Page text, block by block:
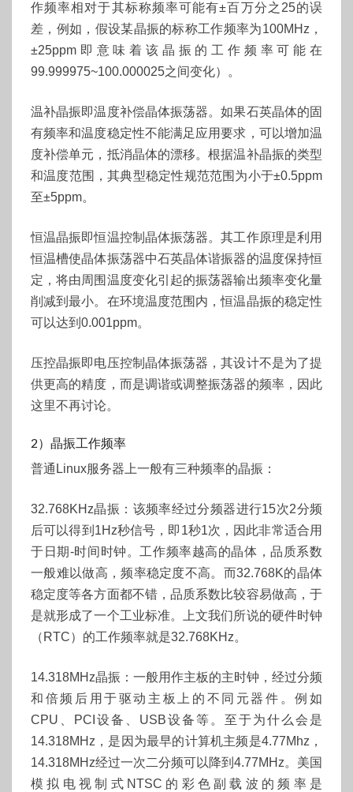
作频率相对于其标称频率可能有±百万分之25的误
差，例如，假设某晶振的标称工作频率为100MHz，
±25ppm即意味着该晶振的工作频率可能在
99.999975~100.000025之间变化）。
温补晶振即温度补偿晶体振荡器。如果石英晶体的固
有频率和温度稳定性不能满足应用要求，可以增加温
度补偿单元，抵消晶体的漂移。根据温补晶振的类型
和温度范围，其典型稳定性规范范围为小于±0.5ppm
至±5ppm。
恒温晶振即恒温控制晶体振荡器。其工作原理是利用
恒温槽使晶体振荡器中石英晶体谐振器的温度保持恒
定，将由周围温度变化引起的振荡器输出频率变化量
削减到最小。在环境温度范围内，恒温晶振的稳定性
可以达到0.001ppm。
压控晶振即电压控制晶体振荡器，其设计不是为了提
供更高的精度，而是调谐或调整振荡器的频率，因此
这里不再讨论。
2）晶振工作频率
普通Linux服务器上一般有三种频率的晶振：
32.768KHz晶振：该频率经过分频器进行15次2分频
后可以得到1Hz秒信号，即1秒1次，因此非常适合用
于日期-时间时钟。工作频率越高的晶体，品质系数
一般难以做高，频率稳定度不高。而32.768K的晶体
稳定度等各方面都不错，品质系数比较容易做高，于
是就形成了一个工业标准。上文我们所说的硬件时钟
（RTC）的工作频率就是32.768KHz。
14.318MHz晶振：一般用作主板的主时钟，经过分频
和倍频后用于驱动主板上的不同元器件。例如
CPU、PCI设备、USB设备等。至于为什么会是
14.318MHz，是因为最早的计算机主频是4.77Mhz，
14.318MHz经过一次二分频可以降到4.77MHz。美国
模拟电视制式NTSC的彩色副载波的频率是